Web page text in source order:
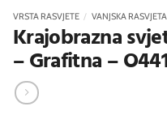
VRSTA RASVJETE / VANJSKA RASVJETA
Krajobrazna
– Grafitna –